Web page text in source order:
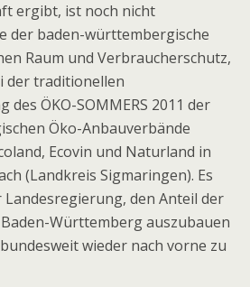
ergibt, ist noch nicht
der baden-württembergische
Raum und Verbraucherschutz,
der traditionellen
des ÖKO-SOMMERS 2011 der
Öko-Anbauverbände
Ecovin und Naturland in
(Landkreis Sigmaringen). Es
den Anteil der
Württemberg auszubauen
wieder nach vorne zu